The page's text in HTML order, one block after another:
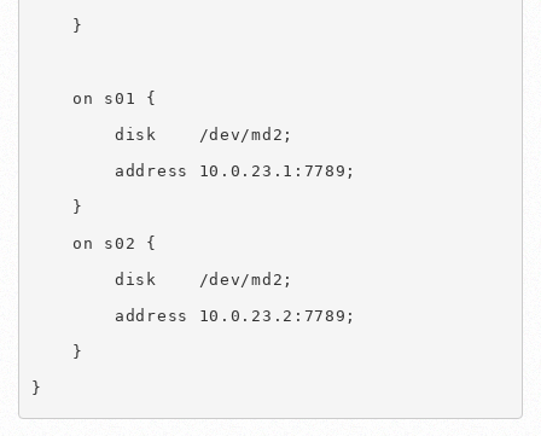
    }
    on s01 {
        disk    /dev/md2;
        address 10.0.23.1:7789;
    }
    on s02 {
        disk    /dev/md2;
        address 10.0.23.2:7789;
    }
}